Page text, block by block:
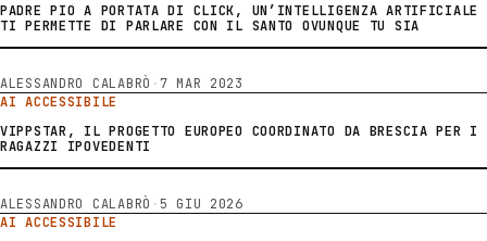
PADRE PIO A PORTATA DI CLICK, UN’INTELLIGENZA ARTIFICIALE
TI PERMETTE DI PARLARE CON IL SANTO OVUNQUE TU SIA
ALESSANDRO CALABRÒ · 7 MAR 2023
AI ACCESSIBILE
VIPPSTAR, IL PROGETTO EUROPEO COORDINATO DA BRESCIA PER I
RAGAZZI IPOVEDENTI
ALESSANDRO CALABRÒ ·5 GIU 2026
AI ACCESSIBILE